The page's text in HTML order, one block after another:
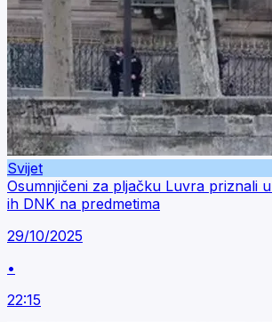
Svijet
Osumnjičeni za pljačku Luvra priznali
ih DNK na predmetima
29/10/2025
•
22:15